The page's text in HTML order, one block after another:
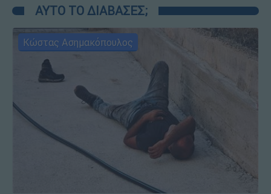
ΑΥΤΟ ΤΟ ΔΙΑΒΑΣΕΣ;
Κώστας Ασημακόπουλος